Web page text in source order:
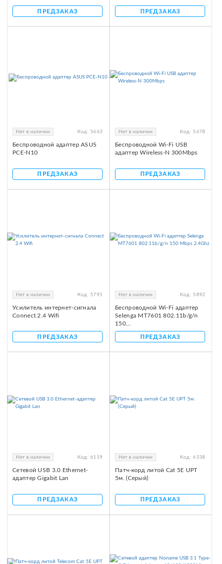
ПРЕДЗАКАЗ ПРЕДЗАКАЗ
Нет в наличии Код: 5663
Беспроводной адаптер ASUS
PCE-N10
ПРЕДЗАКАЗ
Нет в наличии Код: 5678
Беспроводной Wi-Fi USB
адаптер Wireless-N 300Mbps
ПРЕДЗАКАЗ
Нет в наличии Код: 5791
Усилитель интернет-сигнала
Connect 2.4 Wifi
ПРЕДЗАКАЗ
Нет в наличии Код: 5892
Беспроводной Wi-Fi адаптер
Selenga MT7601 802.11b/g/n
150...
ПРЕДЗАКАЗ
Нет в наличии Код: 6119
Сетевой USB 3.0 Ethernet-
адаптер Gigabit Lan
ПРЕДЗАКАЗ
Нет в наличии Код: 6338
Патч-корд литой Cat 5E UPT
5м. (Серый)
ПРЕДЗАКАЗ